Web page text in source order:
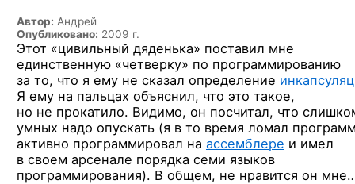
Автор: Андрей
Опубликовано: 2009 г.
Этот «цивильный дяденька» поставил мне
единственную «четверку» по программированию
за то, что я ему не сказал определение
Я ему на пальцах объяснил, что это такое,
но не прокатило. Видимо, он посчитал, что
умных надо опускать (я в то время ломал
активно программировал на ассемблере и имел
в своем арсенале порядка семи языков
программирования). В общем, не нравится он